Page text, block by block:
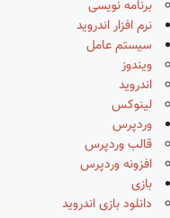
برنامه نویسی
نرم افزار اندروید
سیستم عامل
ویندوز
اندروید
لینوکس
وردپرس
قالب وردپرس
افزونه وردپرس
بازی
دانلود بازی اندروید